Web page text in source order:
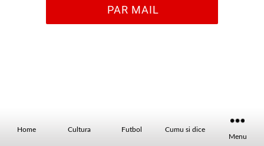
PAR MAIL
Home Cultura Futbol
Cumu si dice
Menu